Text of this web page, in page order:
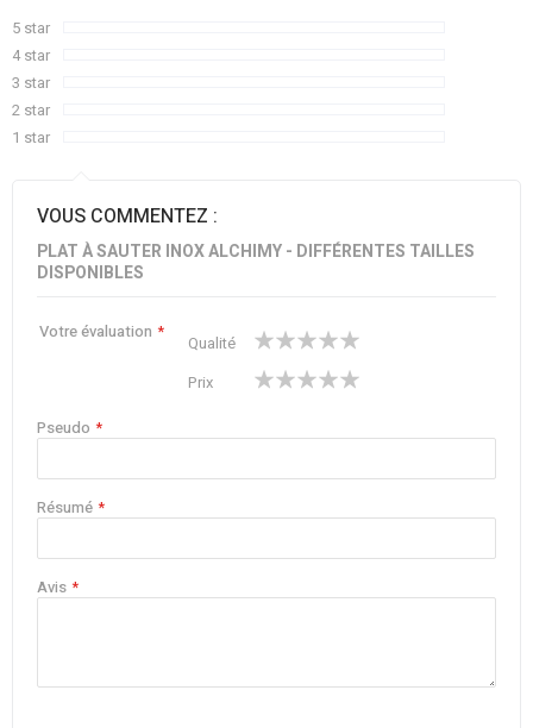
5 star
4 star
3 star
2 star
1 star
VOUS COMMENTEZ :
PLAT À SAUTER INOX ALCHIMY - DIFFÉRENTES TAILLES
DISPONIBLES
Votre évaluation
Qualité
1
star
2
stars
3
stars
4
stars
5
stars
Prix
1
star
2
stars
3
stars
4
stars
5
stars
Pseudo
Résumé
Avis